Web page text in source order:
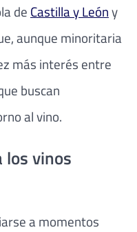
de Castilla y Leóny
aunque minoritaria
más interés entre
buscan
al vino.
vinos
a momentos